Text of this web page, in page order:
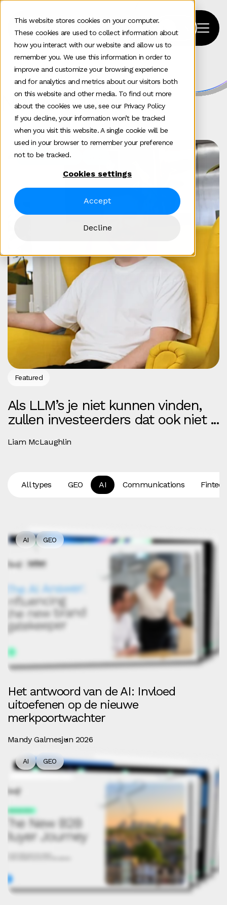
This website stores cookies on your computer.
These cookies are used to collect information about
how you interact with our website and allow us to
remember you. We use this information in order to
improve and customize your browsing experience
and for analytics and metrics about our visitors both
on this website and other media. To find out more
about the cookies we use, see our Privacy Policy
If you decline, your information won’t be tracked
when you visit this website. A single cookie will be
used in your browser to remember your preference
not to be tracked.
Cookies settings
Accept
Decline
Home News and insights
News & Insights
Communications
Featured
Als LLM’s je niet kunnen vinden,
zullen investeerders dat ook niet ...
Liam McLaughlin
All types GEO AI Communications Fintech
AI GEO
Het antwoord van de AI: Invloed
uitoefenen op de nieuwe
merkpoortwachter
Mandy Galmesjun 2026
AI GEO